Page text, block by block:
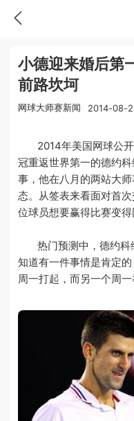
小德迎来婚后第
前路坎坷
网球大师赛新闻 2014-08-
2014年美国网球公开
冠重返世界第一的德约
事，他在八月的两站大
态。从签表来看面对首
位球员想要赢得比赛变得
热门预测中，德约科
知道有一件事情是肯定
周一打起，而另一个周